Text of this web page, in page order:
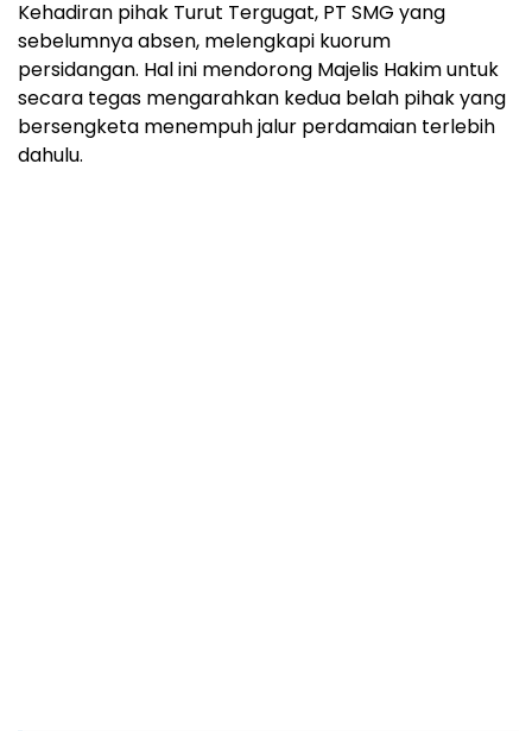
Kehadiran pihak Turut Tergugat, PT SMG yang
sebelumnya absen, melengkapi kuorum
persidangan. Hal ini mendorong Majelis Hakim untuk
secara tegas mengarahkan kedua belah pihak yang
bersengketa menempuh jalur perdamaian terlebih
dahulu.